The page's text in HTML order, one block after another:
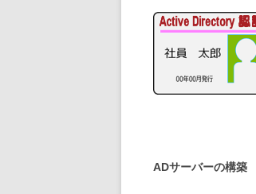
ADサーバーの構築